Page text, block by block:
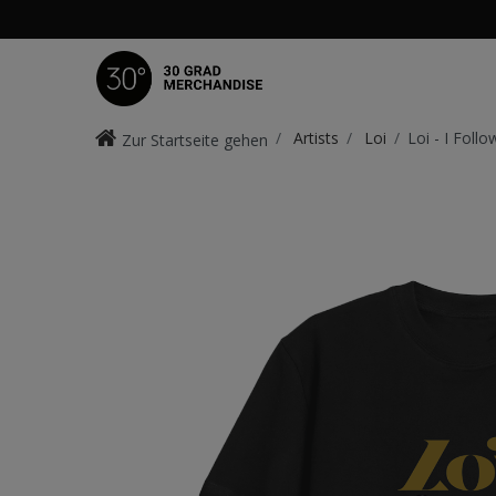
Zur Startseite gehen Artists Loi Loi - I